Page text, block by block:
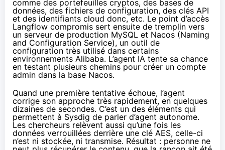
comme des portefeuilles cryptos, des bases de
données, des fichiers de configuration, des clés API
et des identifiants cloud donc, etc. Le point d’accès
Langflow compromis sert ensuite de tremplin vers
un serveur de production MySQL et Nacos (Naming
and Configuration Service), un outil de
configuration très utilisé dans certains
environnements Alibaba. L’agent IA tente sa chance
en testant plusieurs chemins pour créer un compte
admin dans la base Nacos.
Quand une première tentative échoue, l’agent
corrige son approche très rapidement, en quelques
dizaines de secondes. C’est un des éléments qui
permettent à Sysdig de parler d’agent autonome.
Les chercheurs relèvent aussi qu’une fois les
données verrouillées derrière une clé AES, celle-ci
n’est ni stockée, ni transmise. Résultat : personne ne